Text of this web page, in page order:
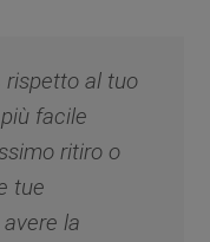
rispetto al tuo
facile
ritiro o
tue
la